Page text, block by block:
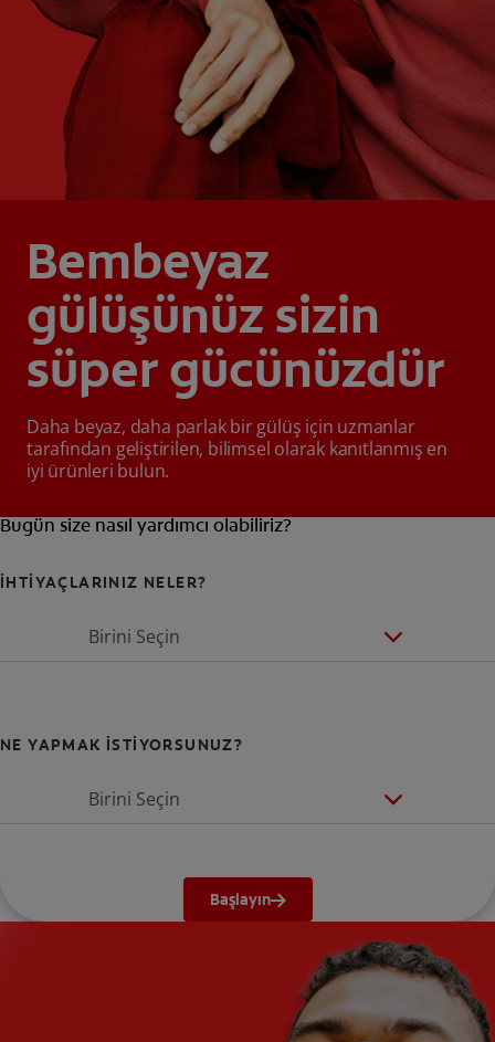
Başlayın
Bembeyaz
gülüşünüz sizin
süper gücünüzdür
Daha beyaz, daha parlak bir gülüş için uzmanlar
tarafından geliştirilen, bilimsel olarak kanıtlanmış en
iyi ürünleri bulun.
Bugün size nasıl yardımcı olabiliriz?
İHTİYAÇLARINIZ NELER?
Birini Seçin
NE YAPMAK İSTİYORSUNUZ?
Birini Seçin
Başlayın